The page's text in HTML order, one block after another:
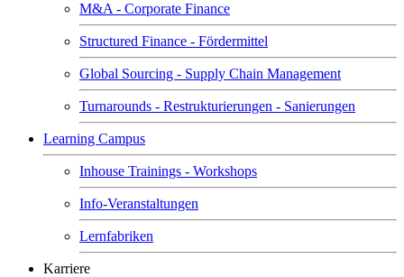
M&A - Corporate Finance
Structured Finance - Fördermittel
Global Sourcing - Supply Chain Management
Turnarounds - Restrukturierungen - Sanierungen
Learning Campus
Inhouse Trainings - Workshops
Info-Veranstaltungen
Lernfabriken
Karriere